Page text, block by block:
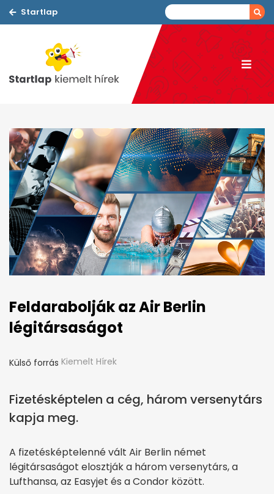
Startlap
Feldarabolják az Air Berlin
légitársaságot
Külső forrás Kiemelt Hírek
Fizetésképtelen a cég, három versenytárs
kapja meg.
A fizetésképtelenné vált Air Berlin német
légitársaságot elosztják a három versenytárs, a
Lufthansa, az Easyjet és a Condor között.